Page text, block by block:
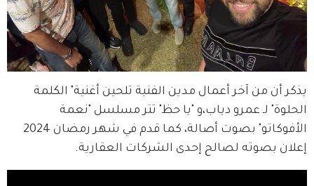
يذكر أن من آخر أعمال مدين الفنية تلحين أغنية" الكلمة
الحلوة" لـ عمرو دياب،و "يا حظ" تتر مسلسل "نعمة
إعلان بصوته لصالح إحدى الشركات العقارية.